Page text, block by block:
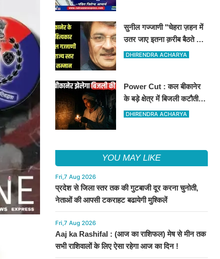
सुनील गज्जाणी "चेहरा ज़हन में
उतर जाए इतना क़रीब बैठते थे
वो...." नामक कविता के लिए
DHIRENDRA ACHARYA
Power Cut : कल बीकानेर
के बड़े क्षेत्र में बिजली कटौती,
इन इलाकों में 3 घंटों के लिए
DHIRENDRA ACHARYA
YOU MAY LIKE
Fri,7 Aug 2026
प्रदेश से जिला स्तर तक की गुटबाजी दूर करना चुनोती,
नेताओं की आपसी टकराहट बढायेगी मुश्किलें
Fri,7 Aug 2026
Aaj ka Rashifal : (आज का राशिफल) मेष से मीन तक
सभी राशिवालों के लिए ऐसा रहेगा आज का दिन !